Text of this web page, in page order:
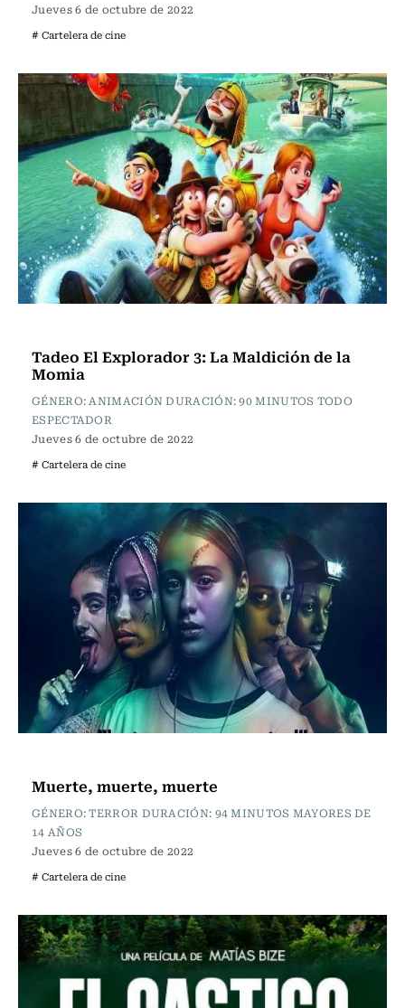
Jueves 6 de octubre de 2022
# Cartelera de cine
Tadeo El Explorador 3: La Maldición de la
Momia
GÉNERO: ANIMACIÓN DURACIÓN: 90 MINUTOS TODO
ESPECTADOR
Jueves 6 de octubre de 2022
# Cartelera de cine
Muerte, muerte, muerte
GÉNERO: TERROR DURACIÓN: 94 MINUTOS MAYORES DE
14 AÑOS
Jueves 6 de octubre de 2022
# Cartelera de cine